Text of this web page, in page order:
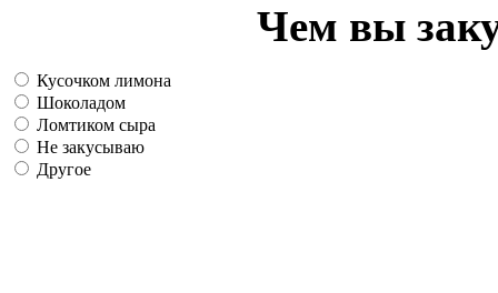
Чем вы
Кусочком лимона
Шоколадом
Ломтиком сыра
Не закусываю
Другое